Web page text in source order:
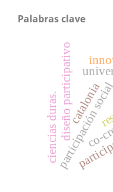
Palabras clave
diseño participativo co-
ciencias duras. catalonia